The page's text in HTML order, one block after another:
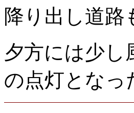
降り出し道路
夕方には少し
の点灯となっ